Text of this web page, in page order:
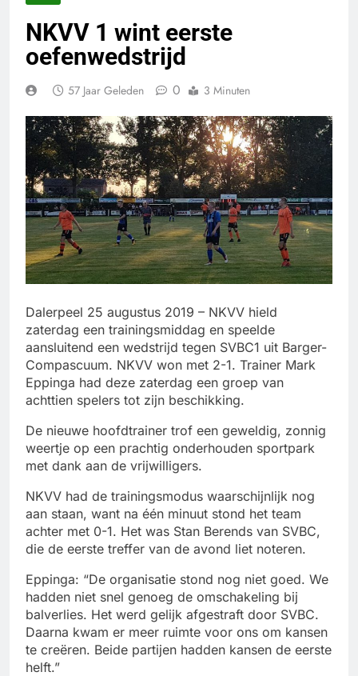
NKVV 1 wint eerste
oefenwedstrijd
57 Jaar Geleden 0 3 Minuten
Dalerpeel 25 augustus 2019 – NKVV hield
zaterdag een trainingsmiddag en speelde
aansluitend een wedstrijd tegen SVBC1 uit Barger-
Compascuum. NKVV won met 2-1. Trainer Mark
Eppinga had deze zaterdag een groep van
achttien spelers tot zijn beschikking.
De nieuwe hoofdtrainer trof een geweldig, zonnig
weertje op een prachtig onderhouden sportpark
met dank aan de vrijwilligers.
NKVV had de trainingsmodus waarschijnlijk nog
aan staan, want na één minuut stond het team
achter met 0-1. Het was Stan Berends van SVBC,
die de eerste treffer van de avond liet noteren.
Eppinga: “De organisatie stond nog niet goed. We
hadden niet snel genoeg de omschakeling bij
balverlies. Het werd gelijk afgestraft door SVBC.
Daarna kwam er meer ruimte voor ons om kansen
te creëren. Beide partijen hadden kansen de eerste
helft.”